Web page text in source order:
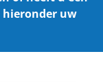
hieronder uw